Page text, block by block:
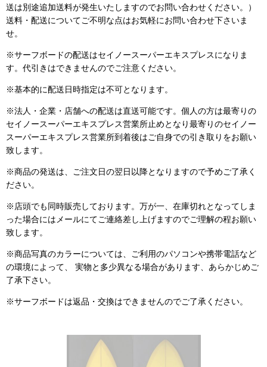
送は別途追加送料が発生いたしますのでお問い合わせください。）
送料・配送についてご不明な点はお気軽にお問い合わせ下さいま
せ。
※サーフボードの配送はセイノースーパーエキスプレスになりま
す。代引きはできませんのでご注意ください。
※基本的に配送日時指定は不可となります。
※法人・企業・店舗への配送は直送可能です。個人の方は最寄りの
セイノースーパーエキスプレス営業所止めとなり最寄りのセイノー
スーパーエキスプレス営業所到着後はご自身での引き取りをお願い
致します。
※商品の発送は、ご注文日の翌日以降となりますので予めご了承く
ださい。
※店頭でも同時販売しております。万が一、在庫切れとなってしま
った場合にはメールにてご連絡差し上げますのでご理解の程お願い
致します。
※商品写真のカラーについては、ご利用のパソコンや携帯電話など
の環境によって、 実物と多少異なる場合があります、あらかじめご
了承下さい。
※サーフボードは返品・交換はできませんのでご了承ください。